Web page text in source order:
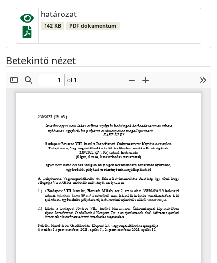
határozat
142 KB PDF dokumentum
Betekintő nézet